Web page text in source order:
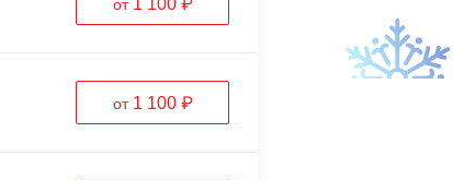
от 1 100 ₽
от 1 100 ₽